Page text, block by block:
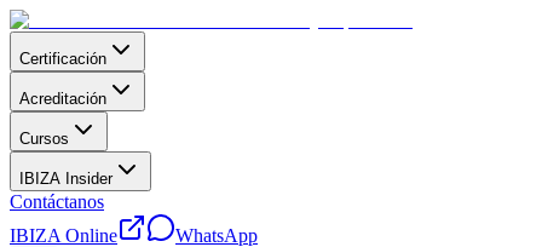
Certificación
Acreditación
Cursos
IBIZA Insider
Contáctanos
IBIZA Online
WhatsApp